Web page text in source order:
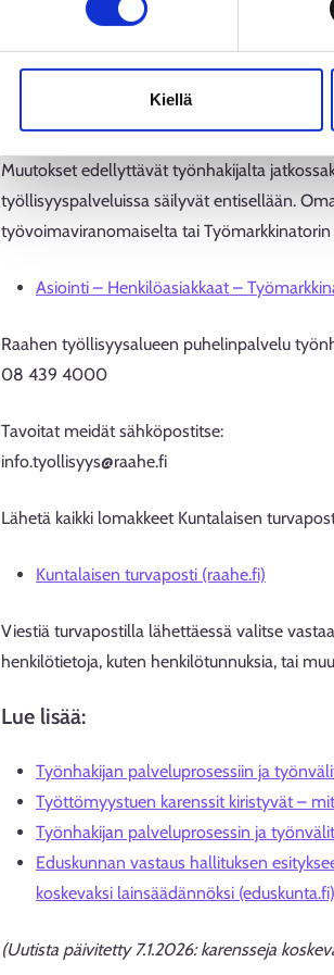
Kiellä
Työnhakuprofiilin julkaiseminen
jatkossa täytä työnhakuvelvollisuutta.
Asiointitavat jatkuvat
Muutokset edellyttävät työnhakijalta
työllisyyspalveluissa säilyvät entisellään.
työvoimaviranomaiselta tai
Asiointi – Henkilöasiakkaat –
Raahen työllisyysalueen puhelinpalvelu
08 439 4000
Tavoitat meidät sähköpostitse:
info.tyollisyys@raahe.fi
Lähetä kaikki lomakkeet Kuntalaisen
Kuntalaisen turvaposti (raahe.fi)
Viestiä turvapostilla lähettäessä valitse
henkilötietoja, kuten henkilötunnuksia, tai
Lue lisää:
Työnhakijan palveluprosessiin ja
Työttömyystuen karenssit kiristyvät –
Työnhakijan palveluprosessin ja
Eduskunnan vastaus hallituksen
koskevaksi lainsäädännöksi (eduskunta.fi)
(Uutista päivitetty 7.1.2026: karensseja